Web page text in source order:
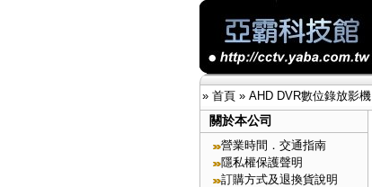
» 首頁 » AHD DVR數位錄放影機
關於本公司
營業時間．交通指南
隱私權保護聲明
訂購方式及退換貨說明